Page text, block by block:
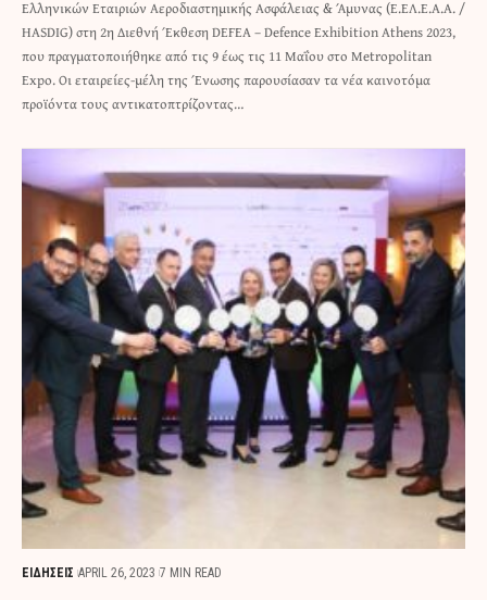
Ελληνικών Εταιριών Αεροδιαστημικής Ασφάλειας & Άμυνας (Ε.ΕΛ.Ε.Α.Α. /
HASDIG) στη 2η Διεθνή Έκθεση DEFEA – Defence Exhibition Athens 2023,
που πραγματοποιήθηκε από τις 9 έως τις 11 Μαΐου στο Metropolitan
Expo. Οι εταιρείες-μέλη της Ένωσης παρουσίασαν τα νέα καινοτόμα
προϊόντα τους αντικατοπτρίζοντας…
ΕΙΔΗΣΕΙΣ APRIL 26, 2023 7 MIN READ